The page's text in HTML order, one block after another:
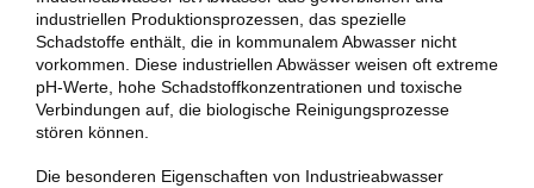
industriellen Produktionsprozessen, das spezielle
Schadstoffe enthält, die in kommunalem Abwasser nicht
vorkommen. Diese industriellen Abwässer weisen oft extreme
pH-Werte, hohe Schadstoffkonzentrationen und toxische
Verbindungen auf, die biologische Reinigungsprozesse
stören können.
Die besonderen Eigenschaften von Industrieabwasser